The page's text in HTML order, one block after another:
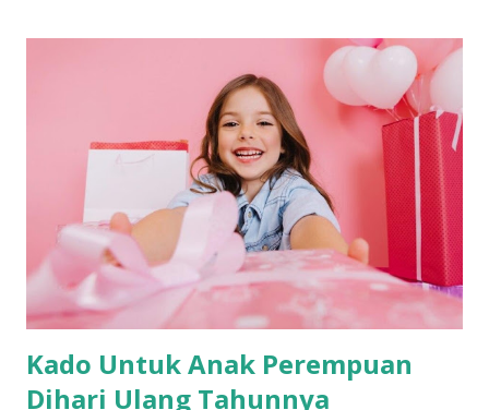
Kado Untuk Anak Perempuan
Dihari Ulang Tahunnya